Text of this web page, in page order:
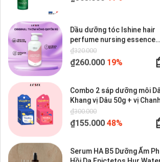
Dầu dưỡng tóc Ishine hair
perfume nursing essence
300ml
₫320.000
₫260.000 19%
Combo 2 sáp dưỡng môi
Khang vị Dâu 50g + vị
₫300.000
₫155.000 48%
Serum HA B5 Dưỡng Ẩm
Hồi Da Epictetos